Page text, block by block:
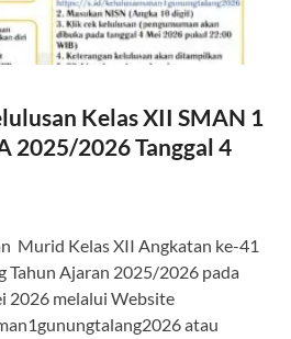
Kelas XII SMAN 1
2025/2026 Tanggal 4
Murid Kelas XII Angkatan ke-41
Tahun Ajaran 2025/2026 pada
2026 melalui Website
atau